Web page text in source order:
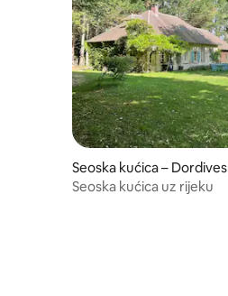
Seoska kućica – Dordives
Seoska kućica uz rijeku